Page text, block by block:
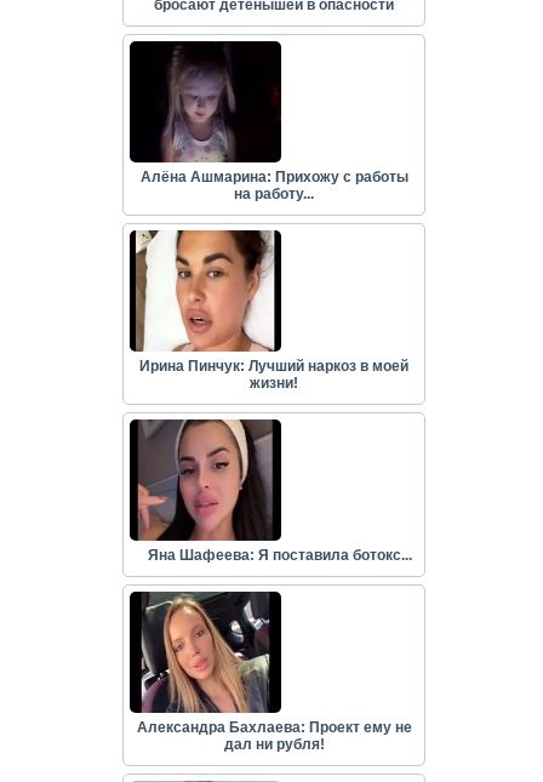
бросают детёнышей в опасности
Алёна Ашмарина: Прихожу с работы
на работу...
Ирина Пинчук: Лучший наркоз в моей
жизни!
Яна Шафеева: Я поставила ботокс...
Александра Бахлаева: Проект ему не
дал ни рубля!